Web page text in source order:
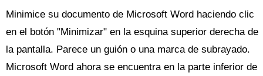
Minimice su documento de Microsoft Word haciendo clic
en el botón "Minimizar" en la esquina superior derecha de
la pantalla. Parece un guión o una marca de subrayado.
Microsoft Word ahora se encuentra en la parte inferior de